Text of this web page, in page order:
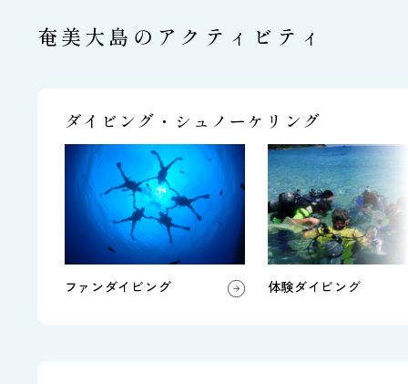
奄美大島のアクティビティ
ダイビング・シュノーケリング
ファンダイビング 体験ダイビング